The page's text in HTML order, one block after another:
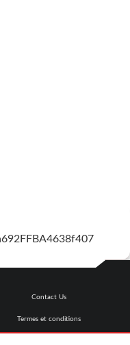
Contact Us
Termes et conditions